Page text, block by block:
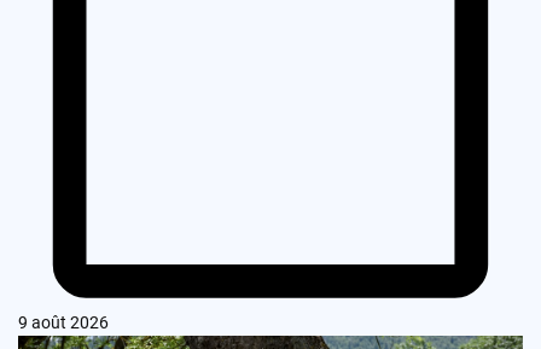
9 août 2026